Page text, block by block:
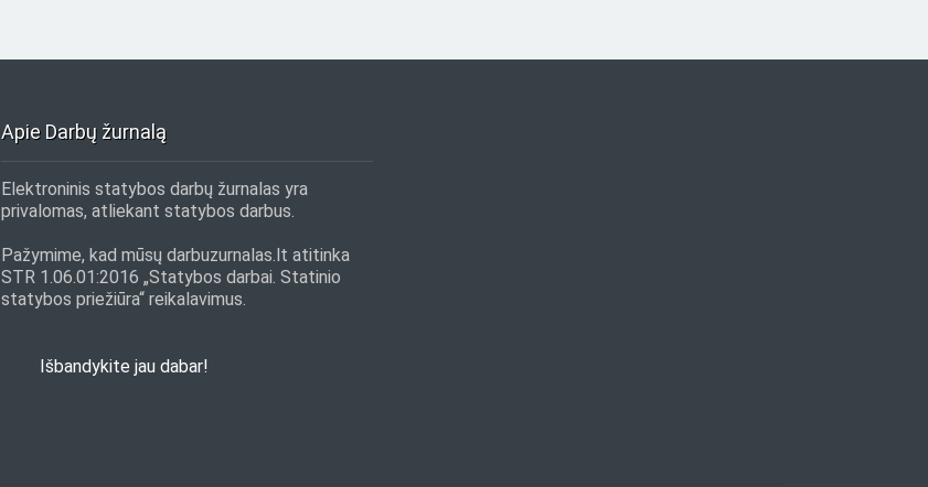
Apie Darbų žurnalą
Elektroninis statybos darbų žurnalas yra
privalomas, atliekant statybos darbus.
Pažymime, kad mūsų darbuzurnalas.lt atitinka
STR 1.06.01:2016 „Statybos darbai. Statinio
statybos priežiūra“ reikalavimus.
Išbandykite jau dabar!